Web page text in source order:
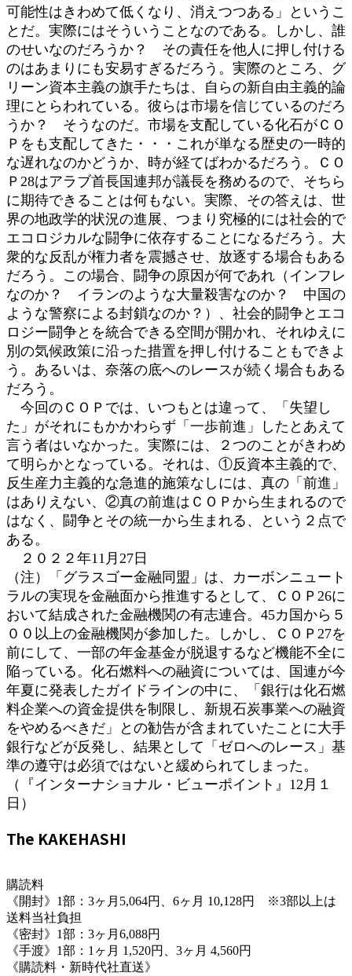
可能性はきわめて低くなり、消えつつある」というこ
とだ。実際にはそういうことなのである。しかし、誰
のせいなのだろうか？ その責任を他人に押し付ける
のはあまりにも安易すぎるだろう。実際のところ、グ
リーン資本主義の旗手たちは、自らの新自由主義的論
理にとらわれている。彼らは市場を信じているのだろ
うか？ そうなのだ。市場を支配している化石がＣＯ
Ｐをも支配してきた・・・これが単なる歴史の一時的
な遅れなのかどうか、時が経てばわかるだろう。ＣＯ
Ｐ28はアラブ首長国連邦が議長を務めるので、そちら
に期待できることは何もない。実際、その答えは、世
界の地政学的状況の進展、つまり究極的には社会的で
エコロジカルな闘争に依存することになるだろう。大
衆的な反乱が権力者を震撼させ、放逐する場合もある
だろう。この場合、闘争の原因が何であれ（インフレ
なのか？ イランのような大量殺害なのか？ 中国の
ような警察による封鎖なのか？）、社会的闘争とエコ
ロジー闘争とを統合できる空間が開かれ、それゆえに
別の気候政策に沿った措置を押し付けることもできよ
う。あるいは、奈落の底へのレースが続く場合もある
だろう。
今回のＣＯＰでは、いつもとは違って、「失望し
た」がそれにもかかわらず「一歩前進」したとあえて
言う者はいなかった。実際には、２つのことがきわめ
て明らかとなっている。それは、①反資本主義的で、
反生産力主義的な急進的施策なしには、真の「前進」
はありえない、②真の前進はＣＯＰから生まれるので
はなく、闘争とその統一から生まれる、という２点で
ある。
２０２２年11月27日
（注）「グラスゴー金融同盟」は、カーボンニュート
ラルの実現を金融面から推進するとして、ＣＯＰ26に
おいて結成された金融機関の有志連合。45カ国から５
００以上の金融機関が参加した。しかし、ＣＯＰ27を
前にして、一部の年金基金が脱退するなど機能不全に
陥っている。化石燃料への融資については、国連が今
年夏に発表したガイドラインの中に、「銀行は化石燃
料企業への資金提供を制限し、新規石炭事業への融資
をやめるべきだ」との勧告が含まれていたことに大手
銀行などが反発し、結果として「ゼロへのレース」基
準の遵守は必須ではないと緩められてしまった。
（『インターナショナル・ビューポイント』12月１
日）
The KAKEHASHI
購読料
《開封》1部：3ヶ月5,064円、6ヶ月 10,128円 ※3部以上は
送料当社負担
《密封》1部：3ヶ月6,088円
《手渡》1部：1ヶ月 1,520円、3ヶ月 4,560円
《購読料・新時代社直送》